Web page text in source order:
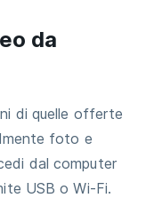
da
di quelle offerte
foto e
dal computer
USB o Wi-Fi.